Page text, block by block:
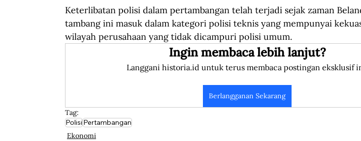
Keterlibatan polisi dalam pertambangan telah terjadi sejak zaman
tambang ini masuk dalam kategori polisi teknis yang mempunyai
wilayah perusahaan yang tidak dicampuri polisi umum.
Ingin membaca lebih lanjut?
Langgani historia.id untuk terus membaca postingan eksklusif
Berlangganan Sekarang
Tag:
PolisiPertambangan
Ekonomi